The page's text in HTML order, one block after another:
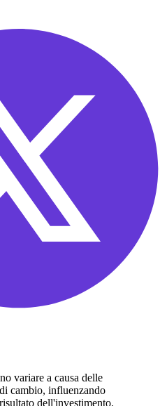
variare a causa delle
cambio, influenzando
dell'investimento.